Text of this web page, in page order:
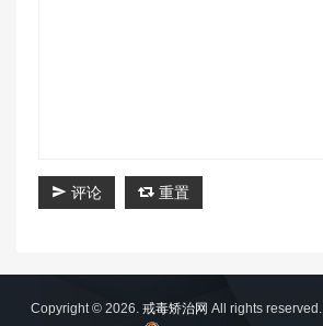
评论 重置
Copyright © 2026. 戒毒矫治网 All rights reserved.